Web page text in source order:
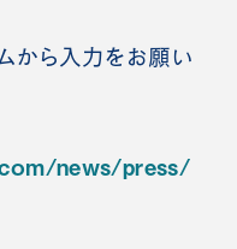
から入力をお願い
news/press/